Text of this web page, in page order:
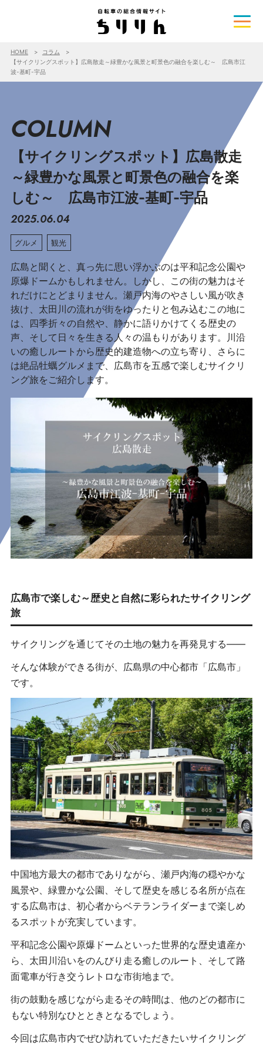
HOME
コラム
【サイクリングスポット】広島散走～緑豊かな風景と町景色の融合を楽しむ～ 広島市江
波-基町-宇品
COLUMN
【サイクリングスポット】広島散走
～緑豊かな風景と町景色の融合を楽
しむ～ 広島市江波-基町-宇品
2025.06.04
グルメ 観光
広島と聞くと、真っ先に思い浮かぶのは平和記念公園や
原爆ドームかもしれません。しかし、この街の魅力はそ
れだけにとどまりません。瀬戸内海のやさしい風が吹き
抜け、太田川の流れが街をゆったりと包み込むこの地に
は、四季折々の自然や、静かに語りかけてくる歴史の
声、そして日々を生きる人々の温もりがあります。川沿
いの癒しルートから歴史的建造物への立ち寄り、さらに
は絶品牡蠣グルメまで、広島市を五感で楽しむサイクリ
ング旅をご紹介します。
広島市で楽しむ～歴史と自然に彩られたサイクリング
旅
サイクリングを通じてその土地の魅力を再発見する――
そんな体験ができる街が、広島県の中心都市「広島市」
です。
中国地方最大の都市でありながら、瀬戸内海の穏やかな
風景や、緑豊かな公園、そして歴史を感じる名所が点在
する広島市は、初心者からベテランライダーまで楽しめ
るスポットが充実しています。
平和記念公園や原爆ドームといった世界的な歴史遺産か
ら、太田川沿いをのんびり走る癒しのルート、そして路
面電車が行き交うレトロな市街地まで。
街の鼓動を感じながら走るその時間は、他のどの都市に
もない特別なひとときとなるでしょう。
今回は広島市内でぜひ訪れていただきたいサイクリング